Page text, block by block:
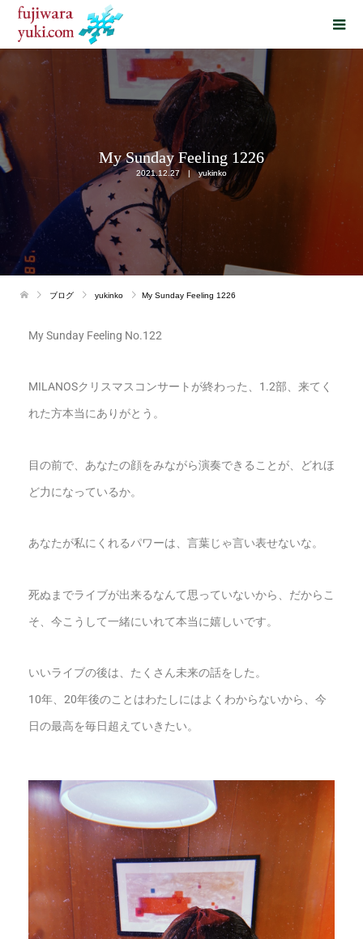
My Sunday Feeling 1226
2021.12.27 yukinko
ブログ yukinko My Sunday Feeling 1226
My Sunday Feeling No.122
MILANOSクリスマスコンサートが終わった、1.2部、来てく
れた方本当にありがとう。
目の前で、あなたの顔をみながら演奏できることが、どれほ
ど力になっているか。
あなたが私にくれるパワーは、言葉じゃ言い表せないな。
死ぬまでライブが出来るなんて思っていないから、だからこ
そ、今こうして一緒にいれて本当に嬉しいです。
いいライブの後は、たくさん未来の話をした。
10年、20年後のことはわたしにはよくわからないから、今
日の最高を毎日超えていきたい。